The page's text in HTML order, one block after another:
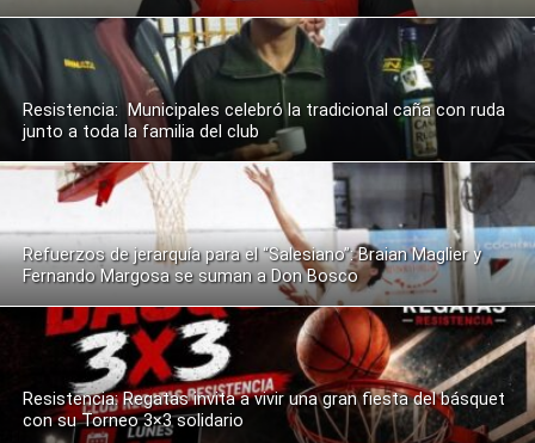
Resistencia: Municipales celebró la tradicional caña con ruda
junto a toda la familia del club
Refuerzos de jerarquía para el “Salesiano”: Braian Maglier y
Fernando Margosa se suman a Don Bosco
Resistencia: Regatas invita a vivir una gran fiesta del básquet
con su Torneo 3×3 solidario